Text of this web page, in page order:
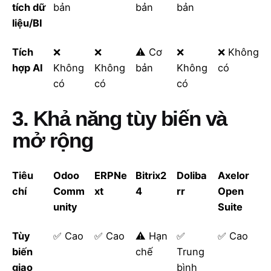
tích dữ
liệu/BI
bản
bản
bản
Tích
hợp AI
❌
Không
có
❌
Không
có
⚠️ Cơ
bản
❌
Không
có
❌ Không
có
3. Khả năng tùy biến và
mở rộng
Tiêu
chí
Odoo
Comm
unity
ERPNe
xt
Bitrix2
4
Doliba
rr
Axelor
Open
Suite
Tùy
biến
giao
✅ Cao ✅ Cao
⚠️ Hạn
chế
✅
Trung
bình
✅ Cao